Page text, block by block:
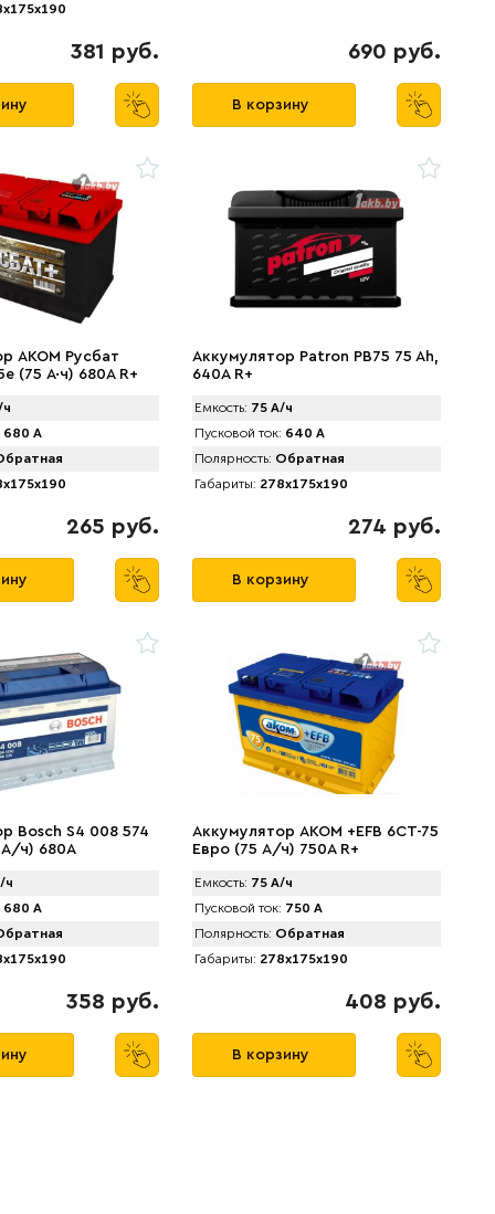
381 руб. 690 руб.
В корзину
AKOM Русбат
(75 А·ч) 680A R+
680 А
265 руб.
Аккумулятор Patron PB75 75 Ah,
640A R+
Емкость: 75 А/ч
Пусковой ток: 640 А
Полярность: Обратная
Габариты: 278x175x190
274 руб.
В корзину
Bosch S4 008 574
ч) 680A
ч
680 А
358 руб.
Аккумулятор AКОМ +EFB 6CT-75
Евро (75 А/ч) 750А R+
Емкость: 75 А/ч
Пусковой ток: 750 А
Полярность: Обратная
Габариты: 278x175x190
408 руб.
В корзину